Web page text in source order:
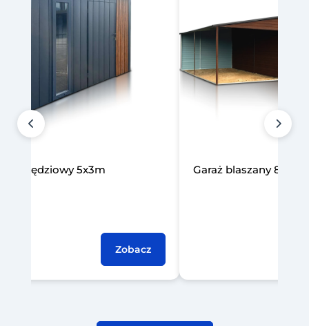
8x7m z wiatą 3m
Zobacz
Domek narzędziowy